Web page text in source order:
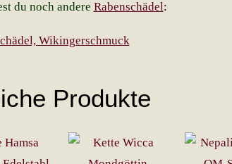
du noch andere Rabenschädel:
Produkte